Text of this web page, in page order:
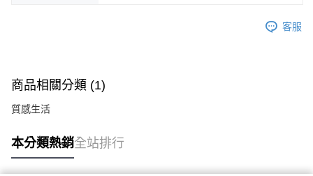
客服
商品相關分類 (1)
質感生活
本分類熱銷全站排行